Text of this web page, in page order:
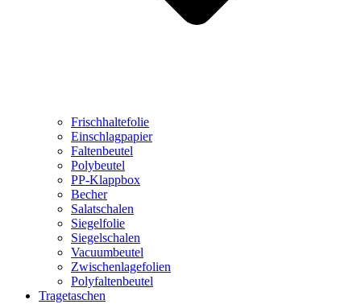
Frischhaltefolie
Einschlagpapier
Faltenbeutel
Polybeutel
PP-Klappbox
Becher
Salatschalen
Siegelfolie
Siegelschalen
Vacuumbeutel
Zwischenlagefolien
Polyfaltenbeutel
Tragetaschen